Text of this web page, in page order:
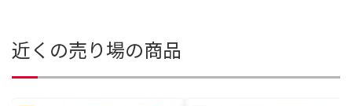
近くの売り場の商品